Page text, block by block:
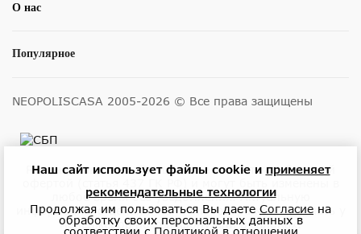
О нас
Популярное
NEOPOLISCASA 2005-2026 © Все права защищены
Размещенные на сайте цены не являются публичной
любое время без уведомления. Актуальную
информацию о ценах и наличии товара можно узнать у
менеджеров по телефону или в салонах.
Наш сайт использует файлы cookie и применяет
рекомендательные технологии
Продолжая им пользоваться Вы даете Согласие на
обработку своих персональных данных в
соответствии с Политикой в отношении